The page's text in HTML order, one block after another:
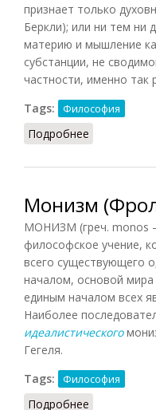
признает только
Беркли); или ни тем ни
материю и мышление
субстанции, не
частности, именно так
Tags:
Философия
Подробнее
Монизм
МОНИЗМ (греч. monos
философское учение,
всего существующего
началом, основой
единым началом всех
Наиболее
идеалистического
Гегеля.
Tags:
Философия
Подробнее